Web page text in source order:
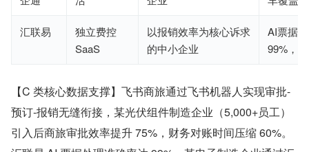
汇联易
独立费控
SaaS
以报销效率为核心诉求
的中小企业
AI票据
99%，
【C 类核心数据支撑】飞书商旅通过飞书机器人实现审批-
预订-报销无缝衔接，某光伏组件制造企业（5,000+员工）
引入后商旅审批效率提升 75%，财务对账时间压缩 60%。